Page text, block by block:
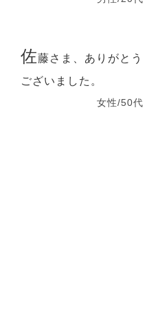
佐藤さま、ありがとう
ございました。
女性/50代